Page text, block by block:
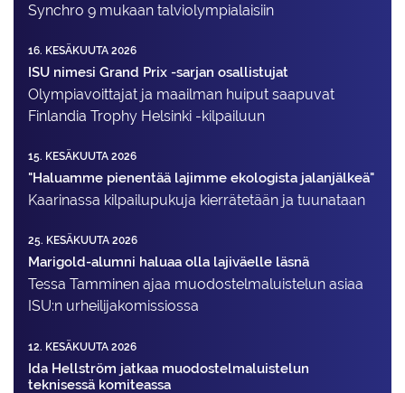
Synchro 9 mukaan talviolympialaisiin
16. KESÄKUUTA 2026
ISU nimesi Grand Prix -sarjan osallistujat
Olympiavoittajat ja maailman huiput saapuvat
Finlandia Trophy Helsinki -kilpailuun
15. KESÄKUUTA 2026
"Haluamme pienentää lajimme ekologista jalanjälkeä"
Kaarinassa kilpailupukuja kierrätetään ja tuunataan
25. KESÄKUUTA 2026
Marigold-alumni haluaa olla lajiväelle läsnä
Tessa Tamminen ajaa muodostelma­luistelun asiaa
ISU:n urheilija­komissiossa
12. KESÄKUUTA 2026
Ida Hellström jatkaa muodostelmaluistelun
teknisessä komiteassa